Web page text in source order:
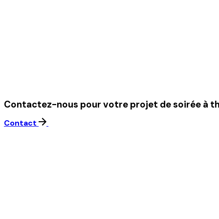
Contactez-nous pour votre projet de soirée à
Contact